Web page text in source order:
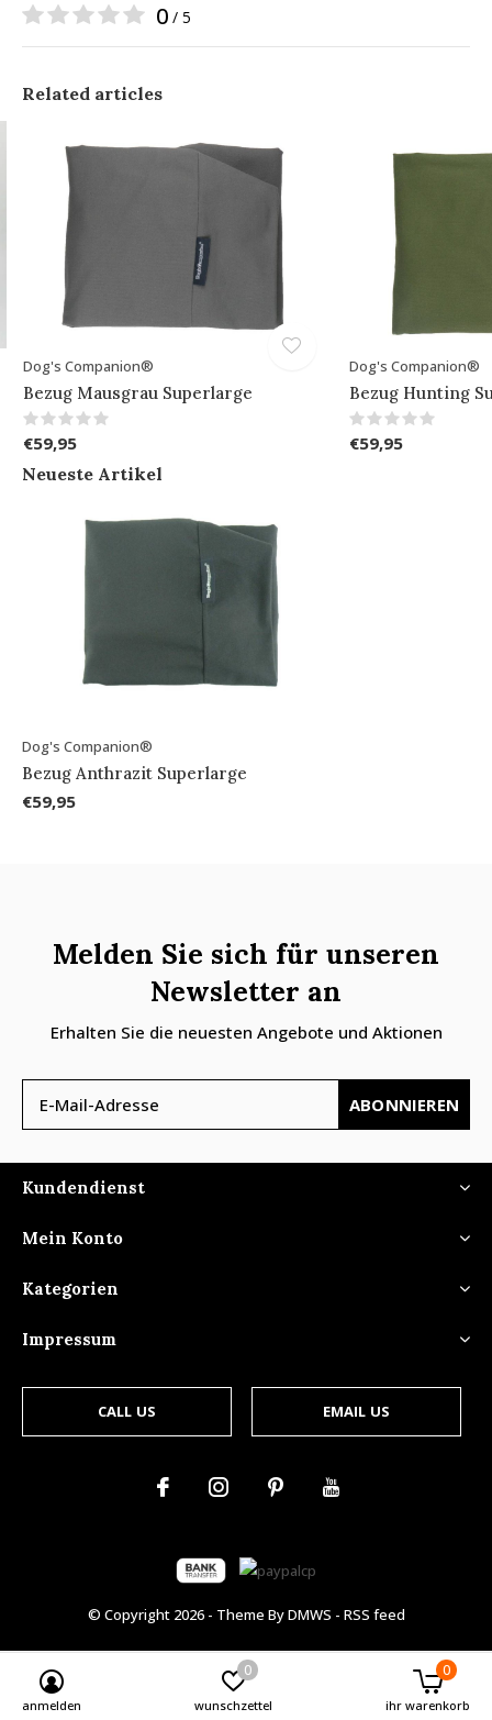
0 / 5
Related articles
Dog's Companion®
Bezug Mausgrau Superlarge
€59,95
Dog's Companion®
Bezug Hunting
€59,95
Neueste Artikel
Dog's Companion®
Bezug Anthrazit Superlarge
€59,95
Melden Sie sich für unseren
Newsletter an
Erhalten Sie die neuesten Angebote und Aktionen
ABONNIEREN
Kundendienst
Mein Konto
Kategorien
Impressum
CALL US EMAIL US
© Copyright 2026- Theme ByDMWS - RSS feed
anmelden wunschzettel
0
ihr warenkorb
0